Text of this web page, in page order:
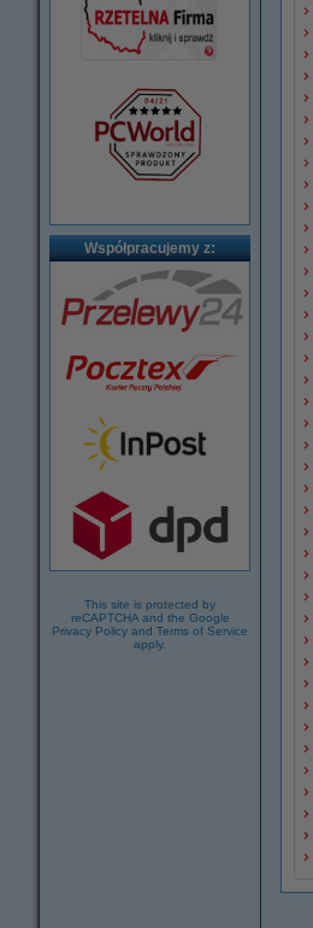
Współpracujemy z:
This site is protected by
reCAPTCHA and the Google
Privacy Policy and Terms of Service
apply.